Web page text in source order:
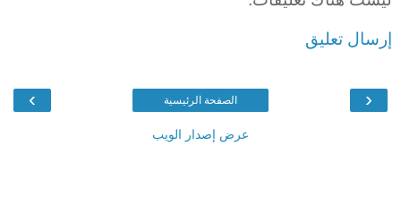
إرسال تعليق
‹
› الصفحة الرئيسية
عرض إصدار الويب